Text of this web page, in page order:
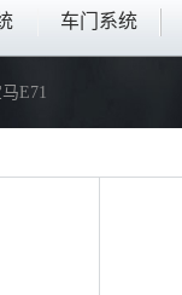
车门系统
E71